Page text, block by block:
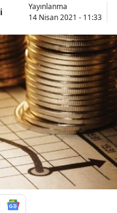
Yayınlanma
14 Nisan 2021 - 11:33